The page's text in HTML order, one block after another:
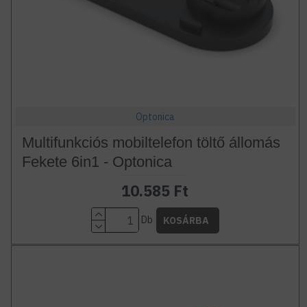
Optonica
Multifunkciós mobiltelefon töltő állomás
Fekete 6in1 - Optonica
10.585 Ft
Db KOSÁRBA